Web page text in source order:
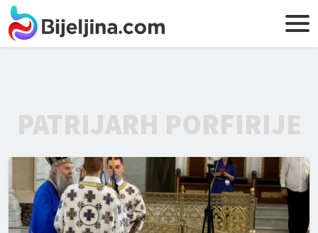
PATRIJARH PORFIRIJE